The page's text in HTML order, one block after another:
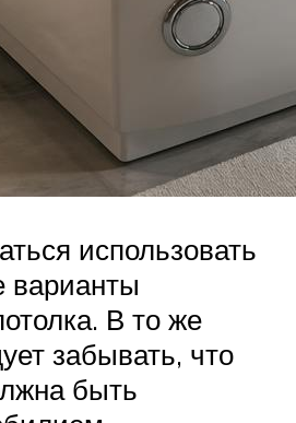
использовать
варианты
В то же
забывать, что
быть